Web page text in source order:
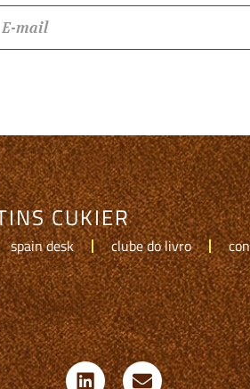
CUKIER
spain desk clube do livro